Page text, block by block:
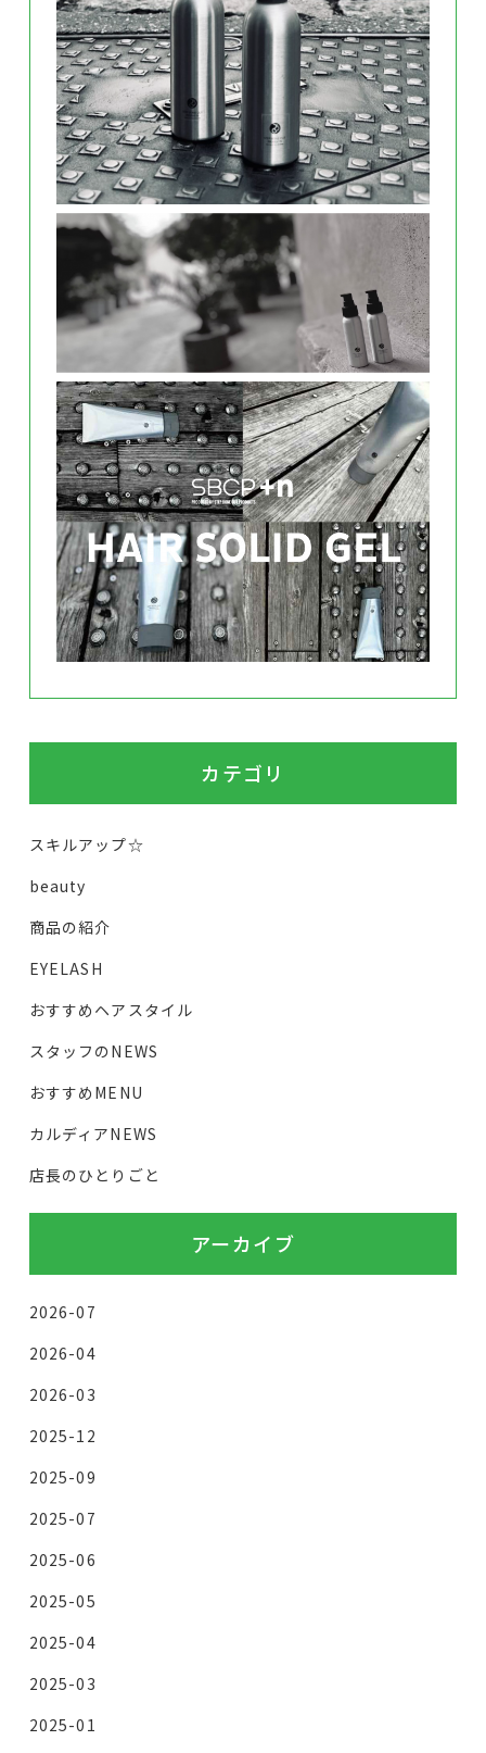
カテゴリ
スキルアップ☆
beauty
商品の紹介
EYELASH
おすすめヘアスタイル
スタッフのNEWS
おすすめMENU
カルディアNEWS
店長のひとりごと
アーカイブ
2026-07
2026-04
2026-03
2025-12
2025-09
2025-07
2025-06
2025-05
2025-04
2025-03
2025-01